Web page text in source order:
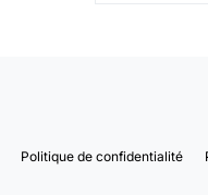
Politique de confidentialité